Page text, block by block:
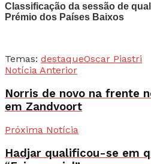
Classificação da sessão de
Prémio dos Países Baixos
Temas: destaqueOscar Piastri
Notícia Anterior
Norris de novo na frente
em Zandvoort
Próxima Notícia
Hadjar qualificou-se em